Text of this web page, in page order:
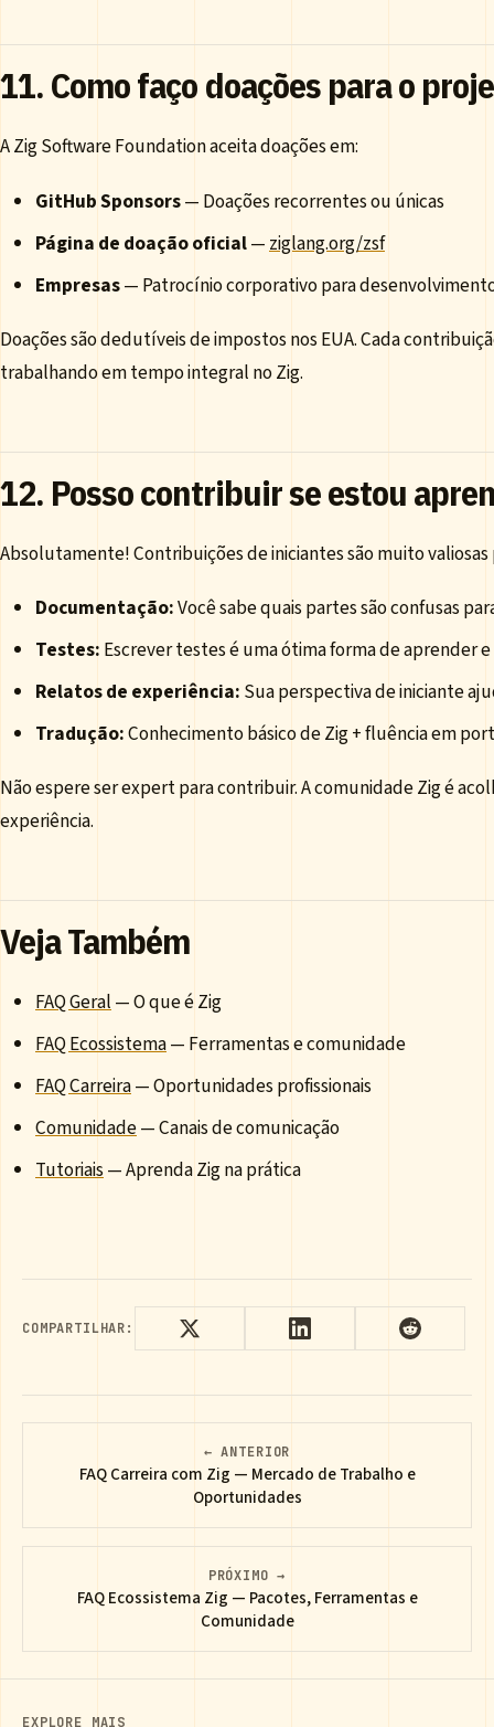
11. Como faço doações para o
A Zig Software Foundation aceita doações em:
GitHub Sponsors— Doações recorrentes ou únicas
Página de doação oficial— ziglang.org/zsf
Empresas— Patrocínio corporativo para
Doações são dedutíveis de impostos nos EUA. Cada
trabalhando em tempo integral no Zig.
12. Posso contribuir se estou
Absolutamente! Contribuições de iniciantes são muito
Documentação:Você sabe quais partes são confusas
Testes: Escrever testes é uma ótima forma de aprender
Relatos de experiência: Sua perspectiva de iniciante
Tradução:Conhecimento básico de Zig + fluência em
Não espere ser expert para contribuir. A comunidade Zig é
experiência.
Veja Também
FAQ Geral— O que é Zig
FAQ Ecossistema— Ferramentas e comunidade
FAQ Carreira— Oportunidades profissionais
Comunidade— Canais de comunicação
Tutoriais— Aprenda Zig na prática
COMPARTILHAR:
← ANTERIOR
FAQ Carreira com Zig — Mercado de Trabalho e
Oportunidades
PRÓXIMO →
FAQ Ecossistema Zig — Pacotes, Ferramentas e
Comunidade
EXPLORE MAIS